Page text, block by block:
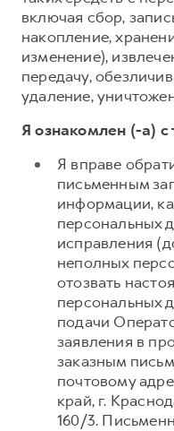
включая сбор,
накопление,
изменение),
передачу,
удаление,
Я ознакомлен (-а) с
Я вправе
письменным
информации,
персональных
исправления
неполных
отозвать
персональных
подачи
заявления в
заказным
почтовому
край, г.
160/3.